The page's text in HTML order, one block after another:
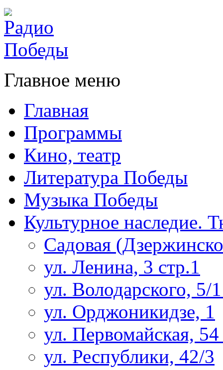
Главное меню
Главная
Программы
Кино, театр
Литература Победы
Музыка Победы
Культурное наследие.
Садовая
ул. Ленина, 3 стр.1
ул. Володарского, 5/
ул. Орджоникидзе, 1
ул. Первомайская,
ул. Республики, 42/3